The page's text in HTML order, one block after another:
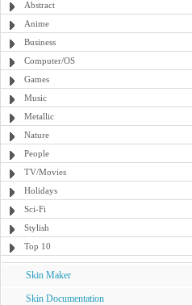
Abstract
Anime
Business
Computer/OS
Games
Music
Metallic
Nature
People
TV/Movies
Holidays
Sci-Fi
Stylish
Top 10
Skin Maker
Skin Documentation